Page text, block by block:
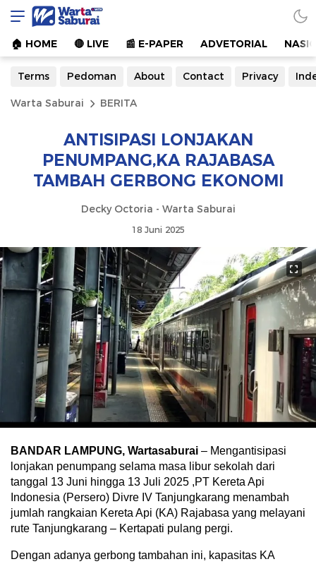
Warta Saburai
Sumber Informasi Terkini
🏠︎ HOME 🔴 LIVE 📰 E-PAPER ADVETORIAL
Terms Pedoman About Contact Privacy
Warta Saburai BERITA
ANTISIPASI LONJAKAN
PENUMPANG,KA RAJABASA
TAMBAH GERBONG EKONOMI
Decky Octoria - Warta Saburai
18 Juni 2025
BANDAR LAMPUNG, Wartasaburai – Mengantisipasi
lonjakan penumpang selama masa libur sekolah dari
tanggal 13 Juni hingga 13 Juli 2025 ,PT Kereta Api
Indonesia (Persero) Divre IV Tanjungkarang menambah
jumlah rangkaian Kereta Api (KA) Rajabasa yang melayani
rute Tanjungkarang – Kertapati pulang pergi.
Dengan adanya gerbong tambahan ini, kapasitas KA